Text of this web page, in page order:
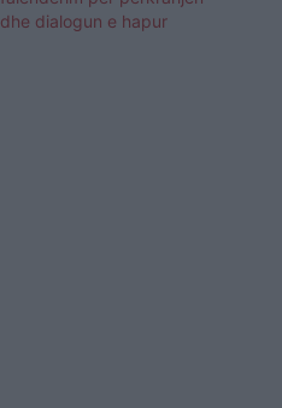
dhe dialogun e hapur